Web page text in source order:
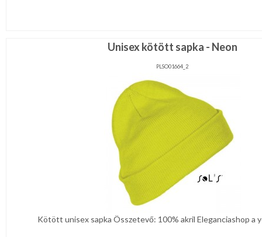
Unisex kötött sapka - Neon
PLSO01664_2
Kötött unisex sapka Összetevő: 100% akril Eleganciashop a